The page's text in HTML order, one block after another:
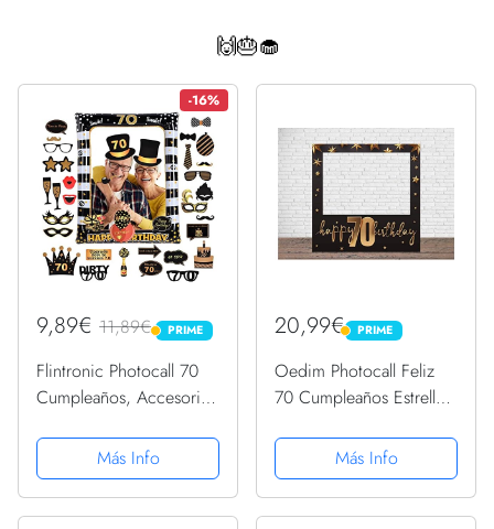
🙌🎂🧁
-16%
9,89€ 11,89€ PRIME
PRIME
Flintronic Photocall 70
Cumpleaños, Accesorios
Marco Inflable de Fotos
Adornos Accesorios,
70th Cumpleaños Photo
Más Info
20,99€ PRIME
PRIME
Oedim Photocall Feliz
70 Cumpleaños Estrellas,
Celebraciones puntuales,
Ventana Troquelada,
Photocall Divertido
Más Info